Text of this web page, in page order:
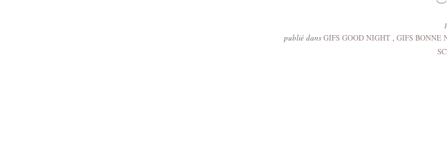
publié dans GIFS GOOD NIGHT , GIFS BONNE